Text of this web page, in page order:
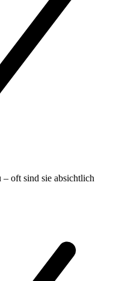
oft sind sie absichtlich